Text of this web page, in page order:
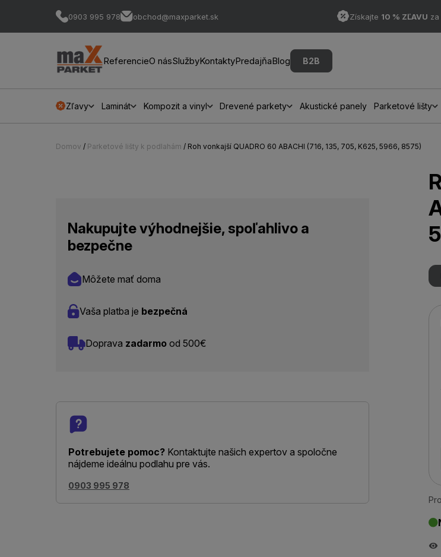
0903 995 978 obchod@maxparket.sk Získajte 10 % ZĽAVU
ReferencieO násSlužbyKontaktyPredajňaBlog B2B
Zľavy Laminát Kompozit a vinyl Drevené parkety Akustické panely Parketové lišty
Domov / Parketové lišty k podlahám / Roh vonkajší QUADRO 60 ABACHI (716, 135, 705, K625, 5966, 8575)
Nakupujte výhodnejšie, spoľahlivo a
bezpečne
Môžete mať doma
Vaša platba je bezpečná
Doprava zadarmo od 500€
Potrebujete pomoc? Kontaktujte našich expertov a spoločne
nájdeme ideálnu podlahu pre vás.
0903 995 978